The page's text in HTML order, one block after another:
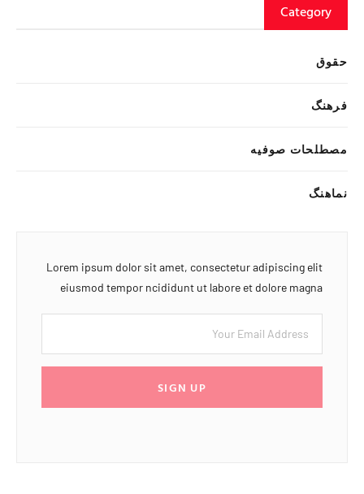
Category
حقوق
فرهنگ
مصطلحات صوفیه
نماهنگ
Lorem ipsum dolor sit amet, consectetur adipiscing elit
eiusmod tempor ncididunt ut labore et dolore magna
SIGN UP